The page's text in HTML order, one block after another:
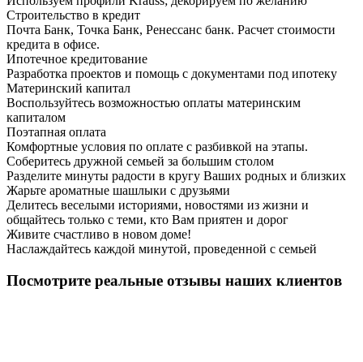
Строительство в кредит
Почта Банк, Точка Банк, Ренессанс банк. Расчет стоимости
кредита в офисе.
Ипотечное кредитование
Разработка проектов и помощь с документами под ипотеку
Материнский капитал
Воспользуйтесь возможностью оплаты материнским
капиталом
Поэтапная оплата
Комфортные условия по оплате с разбивкой на этапы.
Соберитесь дружной семьей за большим столом
Разделите минуты радости в кругу Ваших родных и близких
Жарьте ароматные шашлыки с друзьями
Делитесь веселыми историями, новостями из жизни и
общайтесь только с теми, кто Вам приятен и дорог
Живите счастливо в новом доме!
Наслаждайтесь каждой минутой, проведенной с семьей
Посмотрите реальные отзывы наших клиентов